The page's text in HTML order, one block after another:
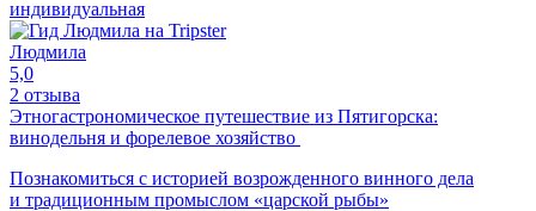
индивидуальная
Людмила
5,0
2 отзыва
Этногастрономическое путешествие из Пятигорска:
винодельня и форелевое хозяйство
Познакомиться с историей возрожденного винного дела
и традиционным промыслом «царской рыбы»